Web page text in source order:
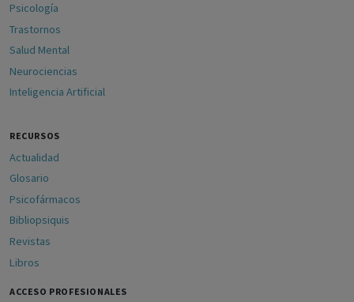
Psicología
Trastornos
Salud Mental
Neurociencias
Inteligencia Artificial
RECURSOS
Actualidad
Glosario
Psicofármacos
Bibliopsiquis
Revistas
Libros
ACCESO PROFESIONALES